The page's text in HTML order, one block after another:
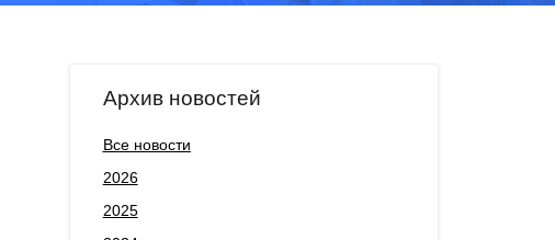
Архив новостей
Все новости
2026
2025